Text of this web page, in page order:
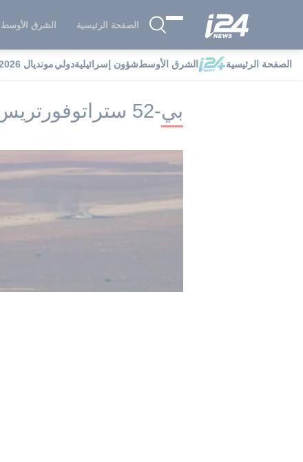
الصفحة الرئيسية الشرق الأوسط
الصفحة الرئيسية الشرق الأوسطشؤون إسرائيليةدوليمونديال 2026 i24NEWS i24NEWS فهرس علامات
بي-52 ستراتوفورتريس